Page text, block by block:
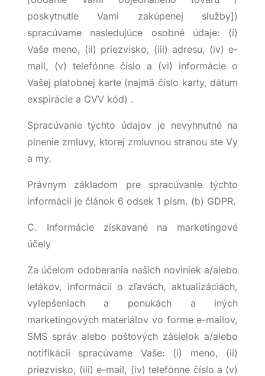
poskytnutie Vami zakúpenej služby])
spracúvame nasledujúce osobné údaje: (i)
Vaše meno, (ii) priezvisko, (iii) adresu, (iv) e-
mail, (v) telefónne číslo a (vi) informácie o
Vašej platobnej karte (najmä číslo karty, dátum
exspirácie a CVV kód) .
Spracúvanie týchto údajov je nevyhnutné na
plnenie zmluvy, ktorej zmluvnou stranou ste Vy
a my.
Právnym základom pre spracúvanie týchto
informácií je článok 6 odsek 1 písm. (b) GDPR.
C. Informácie získavané na marketingové
účely
Za účelom odoberania našich noviniek a/alebo
letákov, informácií o zľavách, aktualizáciách,
vylepšeniach a ponukách a iných
marketingových materiálov vo forme e-mailov,
SMS správ alebo poštových zásielok a/alebo
notifikácii spracúvame Vaše: (i) meno, (ii)
priezvisko, (iii) e-mail, (iv) telefónne číslo a (v)